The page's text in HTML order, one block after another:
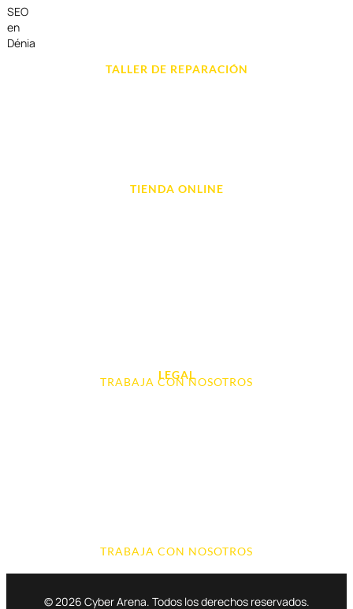
SEO
en
Dénia
TALLER DE REPARACIÓN
TIENDA ONLINE
LEGAL
TRABAJA CON NOSOTROS
TRABAJA CON NOSOTROS
© 2026 Cyber Arena. Todos los derechos reservados.